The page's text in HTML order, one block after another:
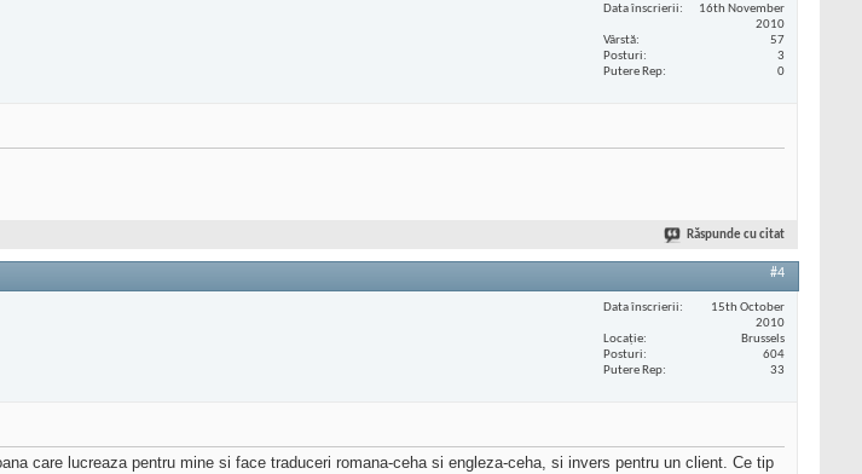
Data înscrierii
16th November
2010
Vârstă
57
Posturi
3
Putere Rep
0
Răspunde cu citat
#4
Data înscrierii
15th October
2010
Locaţie
Brussels
Posturi
604
Putere Rep
33
care lucreaza pentru mine si face traduceri romana-ceha si engleza-ceha, si invers pentru un client. Ce tip